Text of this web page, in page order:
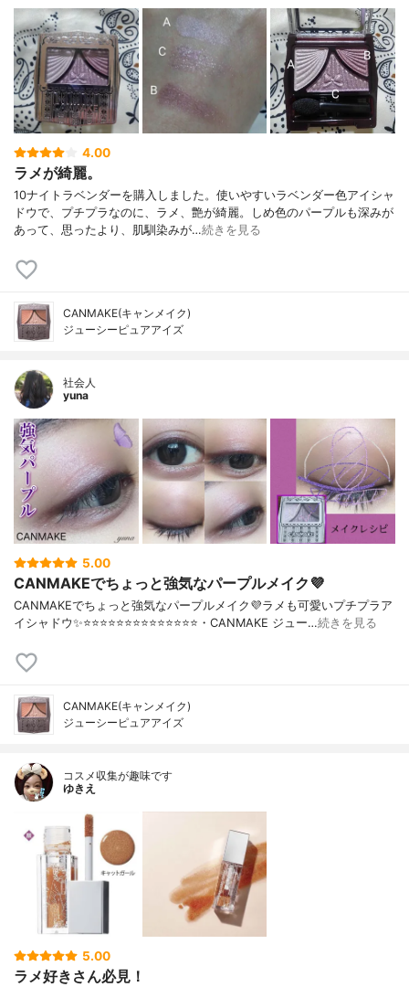
4.00
ラメが綺麗。
10ナイトラベンダーを購入しました。使いやすいラベンダー色アイシャ
ドウで、プチプラなのに、ラメ、艶が綺麗。しめ色のパープルも深みが
あって、思ったより、肌馴染みが…続きを見る
CANMAKE(キャンメイク)
ジューシーピュアアイズ
社会人
yuna
5.00
CANMAKEでちょっと強気なパープルメイク💜
CANMAKEでちょっと強気なパープルメイク💜ラメも可愛いプチプラア
イシャドウ✨⭐️⭐️⭐️⭐️⭐️⭐️⭐️⭐️⭐️⭐️⭐️⭐️⭐️⭐️・CANMAKE ジュー…続きを見る
CANMAKE(キャンメイク)
ジューシーピュアアイズ
コスメ収集が趣味です
ゆきえ
5.00
ラメ好きさん必見！